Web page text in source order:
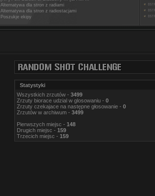
Alternatywa dla stron z radiami
Alternatywa dla stron z radiostacjami
Poszukje ekipy
Statystyki
Wszystkich zrzutów - 3499
Zrzuty biorace udzial w glosowaniu - 0
Zrzuty czekajace na następne głosowanie - 0
Zrzutów w archiwum - 3499
Pierwszych miejsc - 148
Drugich miejsc - 159
Trzecich miejsc - 159